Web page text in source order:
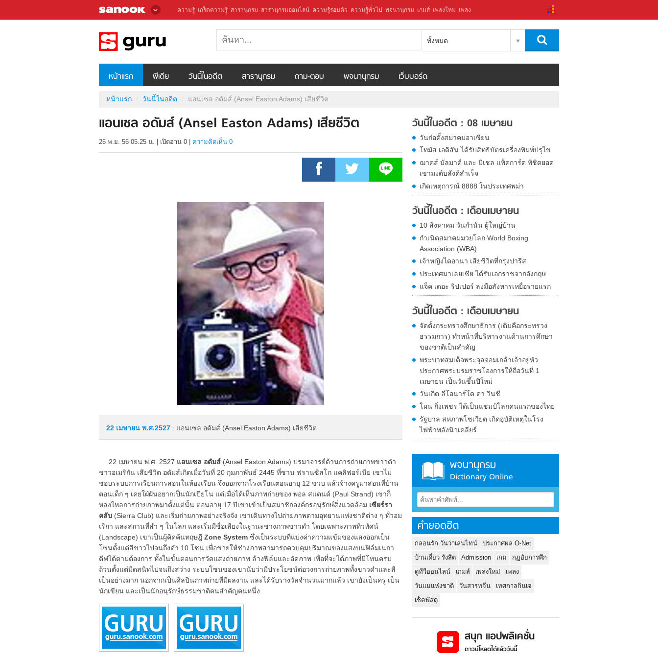
ความรู้ เกร็ดความรู้ สารานุกรม สารานุกรมออนไลน์ ความรู้รอบตัว ความรู้ทั่วไป พจนานุกรม เกมส์ เพลงใหม่ เพลง
ทั้งหมด
หน้าแรก พีเดีย วันนี้ในอดีต สารานุกรม ถาม-ตอบ พจนานุกรม เว็บบอร์ด
หน้าแรก วันนี้ในอดีต แอนเซล อดัมส์ (Ansel Easton Adams) เสียชีวิต
แอนเซล อดัมส์ (Ansel Easton Adams) เสียชีวิต
26 พ.ย. 56 05.25 น. เปิดอ่าน 0 ความคิดเห็น 0
22 เมษายน พ.ศ.2527 : แอนเซล อดัมส์ (Ansel Easton Adams) เสียชีวิต
22 เมษายน พ.ศ. 2527 แอนเซล อดัมส์ (Ansel Easton Adams) ปรมาจารย์ด้านการถ่ายภาพขาวดำ
ชาวอเมริกัน เสียชีวิต อดัมส์เกิดเมื่อวันที่ 20 กุมภาพันธ์ 2445 ที่ซาน ฟรานซิสโก แคลิฟอร์เนีย เขาไม่
ชอบระบบการเรียนการสอนในห้องเรียน จึงออกจากโรงเรียนตอนอายุ 12 ขวบ แล้วจ้างครูมาสอนที่บ้าน
ตอนเด็ก ๆ เคยใฝ่ฝันอยากเป็นนักเปียโน แต่เมื่อได้เห็นภาพถ่ายของ พอล สแตนด์ (Paul Strand) เขาก็
หลงไหลการถ่ายภาพมาตั้งแต่นั้น ตอนอายุ 17 ปีเขาเข้าเป็นสมาชิกองค์กรอนุรักษ์สิ่งแวดล้อม เซียร์รา
คลับ (Sierra Club) และเริ่มถ่ายภาพอย่างจริงจัง เขาเดินทางไปถ่ายภาพตามอุทยานแห่งชาติต่าง ๆ ทั่วอม
เริกา และสถานที่สำ ๆ ในโลก และเริ่มมีชื่อเสียงในฐานะช่างภาพขาวดำ โดยเฉพาะภาพทิวทัศน์
(Landscape) เขาเป็นผู้คิดค้นทฤษฎี Zone System ซึ่งเป็นระบบที่แบ่งค่าความแข้มของแสงออกเป็น
โซนตั้งแต่สีขาวไปจนถึงดำ 10 โซน เพื่อช่วยให้ช่างภาพสามารถควบคุมปริมาณของแสงบนฟิล์มเนกา
ตีฟได้ตามต้องการ ทั้งในขั้นตอนการวัดแสงถ่ายภาพ ล้างฟิล์มและอัดภาพ เพื่อที่จะได้ภาพที่มีโทนครบ
ถ้วนตั้งแต่มืดสนิทไปจนถึงสว่าง ระบบโซนของเขานับว่ามีประโยชน์ต่อวงการถ่ายภาพทั้งขาวดำและสี
เป็นอย่างมาก นอกจากเป็นศิลปินภาพถ่ายที่มีผลงาน และได้รับรางวัลจำนวนมากแล้ว เขายังเป็นครู เป็น
นักเขียน และเป็นนักอนุรักษ์ธรรมชาติคนสำคัญคนหนึ่ง
วันนี้ในอดีต : 08 เมษายน
วันก่อตั้งสมาคมอาเซียน
โทมัส เอดิสัน ได้รับสิทธิบัตรเครื่องพิมพ์ปรุไข
ฌาคส์ บัลมาต์ และ มิเชล แพ็คการ์ด พิชิตยอด
เขามงต์บลังค์สำเร็จ
เกิดเหตุการณ์ 8888 ในประเทศพม่า
วันนี้ในอดีต : เดือนเมษายน
10 สิงหาคม วันกำนัน ผู้ใหญ่บ้าน
กำเนิดสมาคมมวยโลก World Boxing
Association (WBA)
เจ้าหญิงไดอานา เสียชีวิตที่กรุงปารีส
ประเทศมาเลยเซีย ได้รับเอกราชจากอังกฤษ
แจ็ค เดอะ ริปเปอร์ ลงมือสังหารเหยื่อรายแรก
วันนี้ในอดีต : เดือนเมษายน
จัดตั้งกระทรวงศึกษาธิการ (เดิมคือกระทรวง
ธรรมการ) ทำหน้าที่บริหารงานด้านการศึกษา
ของชาติเป็นสำคัญ
พระบาทสมเด็จพระจุลจอมเกล้าเจ้าอยู่หัว
ประกาศพระบรมราชโองการให้ถือวันที่ 1
เมษายน เป็นวันขึ้นปีใหม่
วันเกิด ลีโอนาร์โด ดา วินชี
โผน กิ่งเพชร ได้เป็นแชมป์โลกคนแรกของไทย
รัฐบาล สหภาพโซเวียต เกิดอุบัติเหตุในโรง
ไฟฟ้าพลังนิวเคลียร์
พจนานุกรม
Dictionary Online
คำยอดฮิต
กลอนรัก วันวาเลนไทน์
ประกาศผล O-Net
บ้านเดี่ยว รังสิต
Admission เกม
กฏอัยการศึก
ดูทีวีออนไลน์
เกมส์ เพลงใหม่
เพลง
วันแม่แห่งชาติ
วันสารทจีน
เทศกาลกินเจ
เช็คพัสดุ
สนุก แอปพลิเคชั่น
ดาวน์โหลดได้แล้ววันนี้